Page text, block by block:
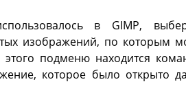
в GIMP,
изображений, по которым
подменю находится
которое было открыто